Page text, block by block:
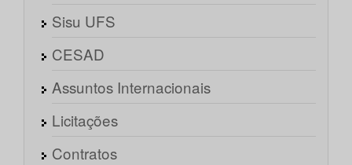
Sisu UFS
CESAD
Assuntos Internacionais
Licitações
Contratos